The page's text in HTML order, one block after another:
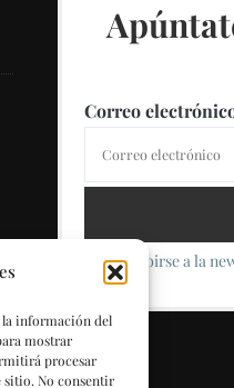
la información del
mostrar
procesar
sitio. No consentir
Correo
Al suscribirse a la